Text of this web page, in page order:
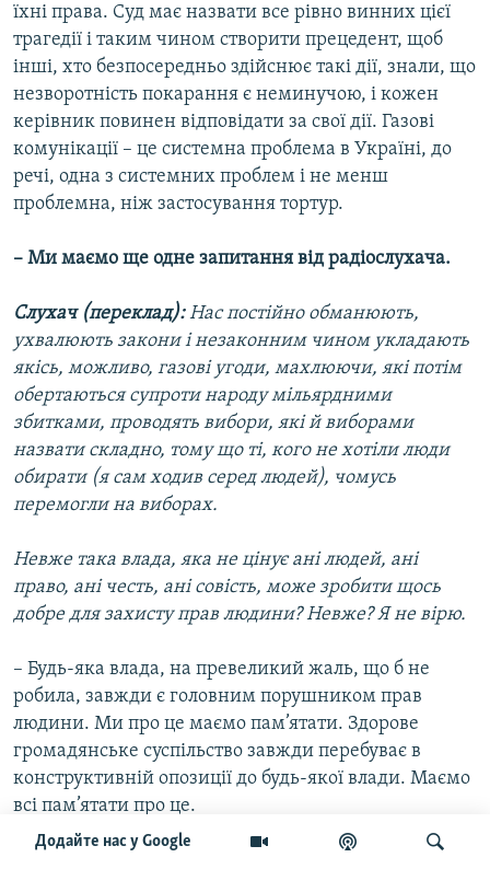
Додайте нас у Google
їхні права. Суд має назвати все рівно винних цієї
трагедії і таким чином створити прецедент, щоб
інші, хто безпосередньо здійснює такі дії, знали, що
незворотність покарання є неминучою, і кожен
керівник повинен відповідати за свої дії. Газові
комунікації – це системна проблема в Україні, до
речі, одна з системних проблем і не менш
проблемна, ніж застосування тортур.
– Ми маємо ще одне запитання від радіослухача.
Слухач (переклад):Нас постійно обманюють,
ухвалюють закони і незаконним чином укладають
якісь, можливо, газові угоди, махлюючи, які потім
обертаються супроти народу мільярдними
збитками, проводять вибори, які й виборами
назвати складно, тому що ті, кого не хотіли люди
обирати (я сам ходив серед людей), чомусь
перемогли на виборах.
Невже така влада, яка не цінує ані людей, ані
право, ані честь, ані совість, може зробити щось
добре для захисту прав людини? Невже? Я не вірю.
– Будь-яка влада, на превеликий жаль, що б не
робила, завжди є головним порушником прав
людини. Ми про це маємо пам’ятати. Здорове
громадянське суспільство завжди перебуває в
конструктивній опозиції до будь-якої влади. Маємо
всі пам’ятати про це.